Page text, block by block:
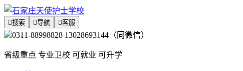
搜索 导航 客服
0311-88998828 13028693144（同微信）
省级重点 专业卫校 可就业 可升学